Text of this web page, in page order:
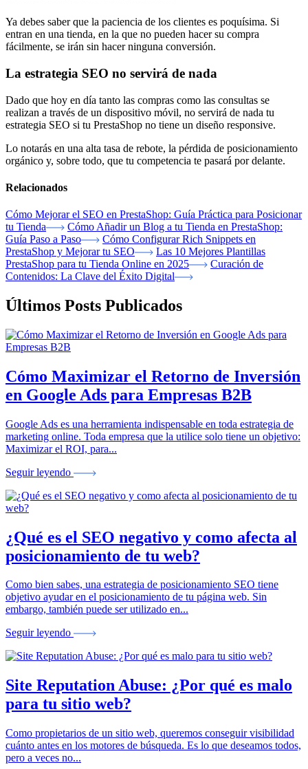
Ya debes saber que la paciencia de los clientes es poquísima. Si
entran en una tienda, en la que no pueden hacer su compra
fácilmente, se irán sin hacer ninguna conversión.
La estrategia SEO no servirá de nada
Dado que hoy en día tanto las compras como las consultas se
realizan a través de un dispositivo móvil, no servirá de nada tu
estrategia SEO si tu PrestaShop no tiene un diseño responsive.
Lo notarás en una alta tasa de rebote, la pérdida de posicionamiento
orgánico y, sobre todo, que tu competencia te pasará por delante.
Relacionados
Cómo Mejorar el SEO en PrestaShop: Guía Práctica para Posicionar
tu Tienda
Cómo Añadir un Blog a tu Tienda en PrestaShop:
Guía Paso a Paso
Cómo Configurar Rich Snippets en
PrestaShop y Mejorar tu SEO
Las 10 Mejores Plantillas
PrestaShop para tu Tienda Online en 2025
Curación de
Contenidos: La Clave del Éxito Digital
Últimos Posts Publicados
Cómo Maximizar el Retorno de Inversión
en Google Ads para Empresas B2B
Google Ads es una herramienta indispensable en toda estrategia de
marketing online. Toda empresa que la utilice solo tiene un objetivo:
Maximizar el ROI, para...
Seguir leyendo
¿Qué es el SEO negativo y como afecta al
posicionamiento de tu web?
Como bien sabes, una estrategia de posicionamiento SEO tiene
objetivo ayudar en el posicionamiento de tu página web. Sin
embargo, también puede ser utilizado en...
Seguir leyendo
Site Reputation Abuse: ¿Por qué es malo
para tu sitio web?
Como propietarios de un sitio web, queremos conseguir visibilidad
cuánto antes en los motores de búsqueda. Es lo que deseamos todos,
pero a veces no...